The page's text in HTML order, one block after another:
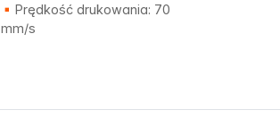
Prędkość drukowania: 70
mm/s